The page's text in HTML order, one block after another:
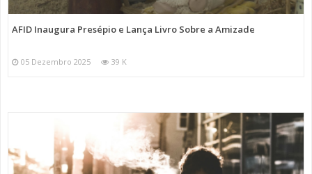
AFID Inaugura Presépio e Lança Livro Sobre a Amizade
05 Dezembro 2025 39 K